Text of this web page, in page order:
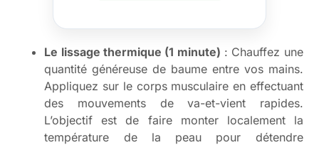
Le lissage thermique (1 minute) : Chauffez une
quantité généreuse de baume entre vos mains.
Appliquez sur le corps musculaire en effectuant
des mouvements de va-et-vient rapides.
L’objectif est de faire monter localement la
température de la peau pour détendre